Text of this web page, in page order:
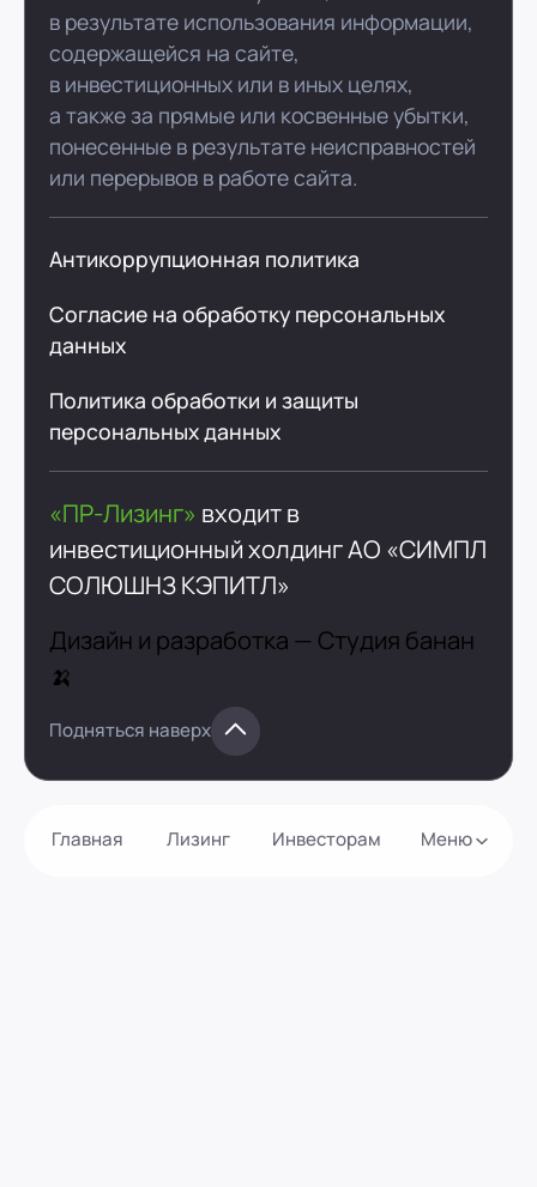
Главная Лизинг Инвесторам Меню
в результате использования информации,
содержащейся на сайте,
в инвестиционных или в иных целях,
а также за прямые или косвенные убытки,
понесенные в результате неисправностей
или перерывов в работе сайта.
Антикоррупционная политика
Согласие на обработку персональных
данных
Политика обработки и защиты
персональных данных
«ПР-Лизинг» входит в
инвестиционный холдингАО «СИМПЛ
СОЛЮШНЗ КЭПИТЛ»
Дизайн и разработка — Студия банан
🍌
Подняться наверх